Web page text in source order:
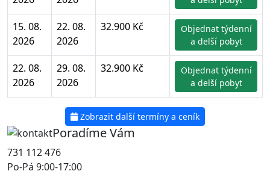
15. 08.
2026
22. 08.
2026
32.900 Kč
Objednat týdenní
a delší pobyt
22. 08.
2026
29. 08.
2026
32.900 Kč
Objednat týdenní
a delší pobyt
Zobrazit další termíny a ceník
Poradíme Vám
731 112 476
Po-Pá 9:00-17:00